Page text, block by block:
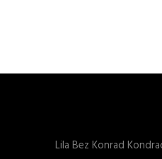
Lila Bez Konrad